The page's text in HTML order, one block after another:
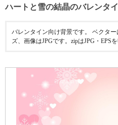
ハートと雪の結晶のバレンタ
バレンタイン向け背景です。 ベクタ
ズ、画像はJPGです。zipはJPG・EPSを